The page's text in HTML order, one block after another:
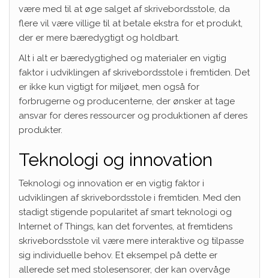
være med til at øge salget af skrivebordsstole, da
flere vil være villige til at betale ekstra for et produkt,
der er mere bæredygtigt og holdbart.
Alt i alt er bæredygtighed og materialer en vigtig
faktor i udviklingen af skrivebordsstole i fremtiden. Det
er ikke kun vigtigt for miljøet, men også for
forbrugerne og producenterne, der ønsker at tage
ansvar for deres ressourcer og produktionen af deres
produkter.
Teknologi og innovation
Teknologi og innovation er en vigtig faktor i
udviklingen af skrivebordsstole i fremtiden. Med den
stadigt stigende popularitet af smart teknologi og
Internet of Things, kan det forventes, at fremtidens
skrivebordsstole vil være mere interaktive og tilpasse
sig individuelle behov. Et eksempel på dette er
allerede set med stolesensorer, der kan overvåge